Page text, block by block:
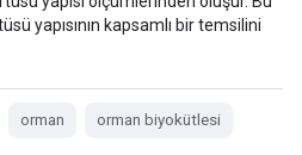
yapısının kapsamlı bir temsilini
orman orman biyokütlesi